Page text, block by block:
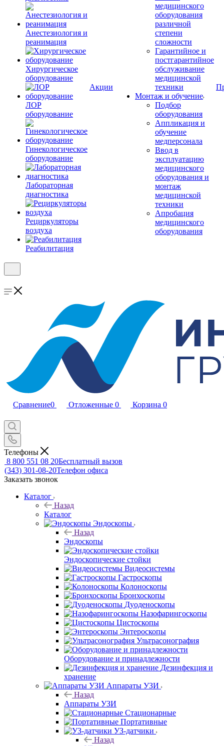
Анестезиология и
реанимация
Хирургическое
оборудование
ЛОР
оборудование
Гинекологическое
оборудование
Лабораторная
диагностика
Рециркуляторы
воздуха
Реабилитация
Акции
медицинского
оборудования
различной
степени
сложности
Гарантийное и
постгарантийное
обслуживание
медицинской
техники
Монтаж и обучение
Подбор
оборудования
Аппликация и
обучение
медперсонала
Ввод в
эксплуатацию
медицинского
оборудования и
монтаж
медицинской
техники
Апробация
медицинского
оборудования
Сравнение0 Отложенные 0 Корзина 0
Телефоны
8 800 551 08 20Бесплатный вызов
(343) 301-08-20Телефон офиса
Заказать звонок
Каталог
Назад
Каталог
Эндоскопы
Назад
Эндоскопы
Эндоскопические стойки
Видеосистемы
Гастроскопы
Колоноскопы
Бронхоскопы
Дуоденоскопы
Назофарингоскопы
Цистоскопы
Энтероскопы
Ультрасонография
Оборудование и принадлежности
Дезинфекция и
хранение
Аппараты УЗИ
Назад
Аппараты УЗИ
Стационарные
Портативные
УЗ-датчики
Назад